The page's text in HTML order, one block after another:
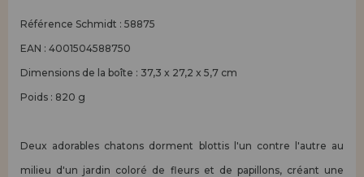
Référence Schmidt : 58875
EAN : 4001504588750
Dimensions de la boîte : 37,3 x 27,2 x 5,7 cm
Poids : 820 g
Deux adorables chatons dorment blottis l'un contre l'autre au
milieu d'un jardin coloré de fleurs et de papillons, créant une